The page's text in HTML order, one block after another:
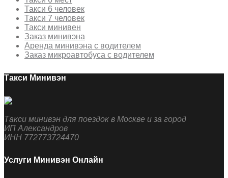
Такси 6 человек
Такси 7 человек
Такси минивен
Заказ минивэна
Аренда минивэна с водителем
Заказ микроавтобуса с водителем
Такси Минивэн
Такси минивэн для поездок в Москве и за город
ИП Александров
ИНН 772773724470
Услуги Минивэн Онлайн